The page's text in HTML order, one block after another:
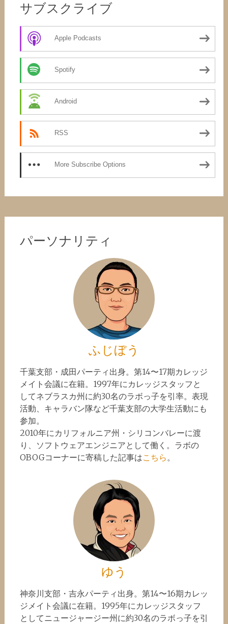
サブスクライブ
Apple Podcasts
Spotify
Android
RSS
More Subscribe Options
パーソナリティ
ふじぼう
千葉支部・成田パーティ出身。第14〜17期カレッジ
メイト会議に在籍。1997年にカレッジスタッフと
してネブラスカ州に約30名のラボっ子を引率。表現
活動、キャラバン隊など千葉支部の大学生活動にも
参加。
2010年にカリフォルニア州・シリコンバレーに渡
り、ソフトウェアエンジニアとして働く。ラボの
OBOGコーナーに寄稿した記事はこちら。
ゆう
神奈川支部・吉永パーティ出身。第14〜16期カレッ
ジメイト会議に在籍。1995年にカレッジスタッフ
としてニュージャージー州に約30名のラボっ子を引